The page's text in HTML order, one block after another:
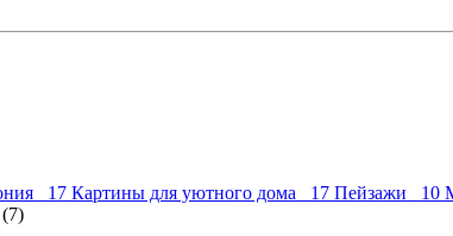
17 Картины для уютного дома 17 Пейзажи 10